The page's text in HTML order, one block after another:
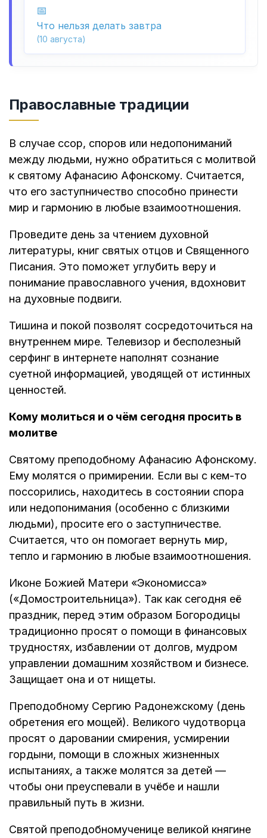
Что нельзя делать завтра
(10 августа)
Православные традиции
В случае ссор, споров или недопониманий
между людьми, нужно обратиться с молитвой
к святому Афанасию Афонскому. Считается,
что его заступничество способно принести
мир и гармонию в любые взаимоотношения.
Проведите день за чтением духовной
литературы, книг святых отцов и Священного
Писания. Это поможет углубить веру и
понимание православного учения, вдохновит
на духовные подвиги.
Тишина и покой позволят сосредоточиться на
внутреннем мире. Телевизор и бесполезный
серфинг в интернете наполнят сознание
суетной информацией, уводящей от истинных
ценностей.
Кому молиться и о чём сегодня просить в
молитве
Святому преподобному Афанасию Афонскому.
Ему молятся о примирении. Если вы с кем-то
поссорились, находитесь в состоянии спора
или недопонимания (особенно с близкими
людьми), просите его о заступничестве.
Считается, что он помогает вернуть мир,
тепло и гармонию в любые взаимоотношения.
Иконе Божией Матери «Экономисса»
(«Домостроительница»). Так как сегодня её
праздник, перед этим образом Богородицы
традиционно просят о помощи в финансовых
трудностях, избавлении от долгов, мудром
управлении домашним хозяйством и бизнесе.
Защищает она и от нищеты.
Преподобному Сергию Радонежскому (день
обретения его мощей). Великого чудотворца
просят о даровании смирения, усмирении
гордыни, помощи в сложных жизненных
испытаниях, а также молятся за детей —
чтобы они преуспевали в учёбе и нашли
правильный путь в жизни.
Святой преподобномученице великой княгине